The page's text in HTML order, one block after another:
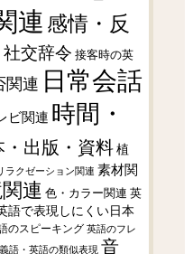
連 感情・反
交辞令 接客時の英
関連 日常会話
ビ関連 時間・
・出版・資料植
ラクゼーション関連 素材関
連 色・カラー関連 英
語で表現しにくい日本
のスピーキング 英語のフレ
語・英語の類似表現 音